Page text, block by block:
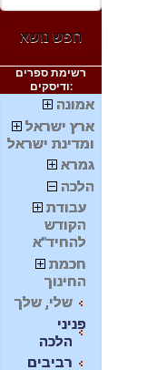
חפש נושא
רשימת ספרים
ודיסקים:
אמונה
ארץ ישראל
ומדינת ישראל
גמרא
הלכה
עבודת
הקודש
להחיד"א
חכמת
החינוך
שלי, שלך
פניני
הלכה
רביבים